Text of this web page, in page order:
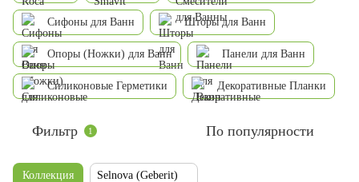
Сифоны для Ванн Шторы для Ванн
Опоры (Ножки) для Ванн Панели для Ванн
Силиконовые Герметики Декоративные Планки
Фильтр 1 По популярности
Коллекция Selnova (Geberit)